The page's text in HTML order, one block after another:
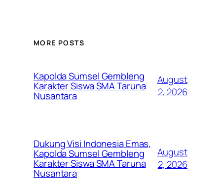
MORE POSTS
Kapolda Sumsel Gembleng
Karakter Siswa SMA Taruna
Nusantara
August
2, 2026
Dukung Visi Indonesia Emas,
Kapolda Sumsel Gembleng
Karakter Siswa SMA Taruna
Nusantara
August
2, 2026